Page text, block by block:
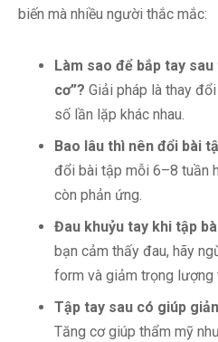
biến mà nhiều người thắc mắc:
Làm sao để bắp tay
cơ”? Giải pháp là thay
số lần lặp khác nhau.
Bao lâu thì nên đổi bài
đổi bài tập mỗi 6–8 tuần
còn phản ứng.
Đau khuỷu tay khi tập
bạn cảm thấy đau, hãy
form và giảm trọng lượng
Tập tay sau có giúp
Tăng cơ giúp thẩm mỹ